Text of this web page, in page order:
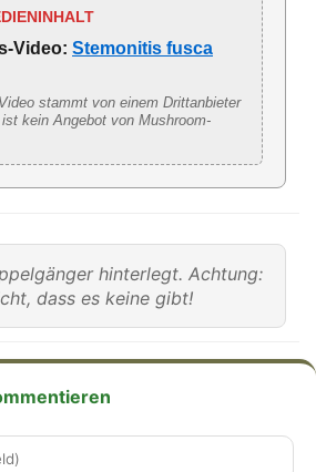
Video: Stemonitis fusca
stammt von einem Drittanbieter
kein Angebot von Mushroom-
hinterlegt. Achtung:
dass es keine gibt!